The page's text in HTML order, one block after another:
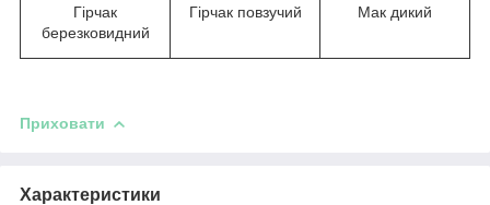
Гірчак
березковидний
Гірчак повзучий Мак дикий
Приховати
Характеристики